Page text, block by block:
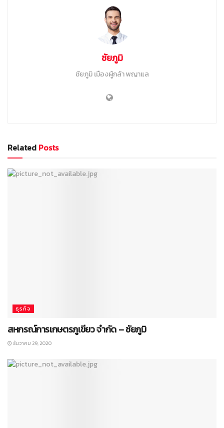
ชัยภูมิ
ชัยภูมิ เมืองผู้กล้า พญาแล
Related Posts
ธุรกิจ
สหกรณ์การเกษตรภูเขียว จำกัด – ชัยภูมิ
ธันวาคม 29, 2020